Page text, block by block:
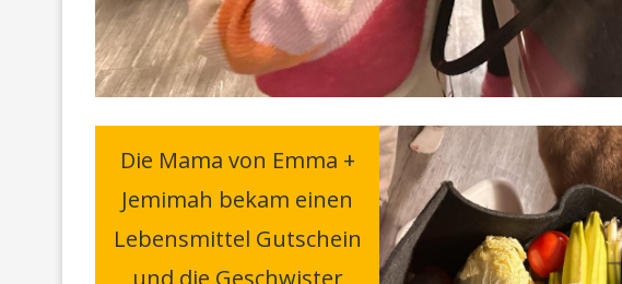
Die Mama von Emma +
Jemimah bekam einen
Lebensmittel Gutschein